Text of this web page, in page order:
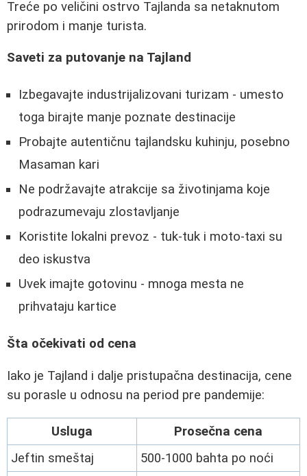
Treće po veličini ostrvo Tajlanda sa netaknutom
prirodom i manje turista.
Saveti za putovanje na Tajland
Izbegavajte industrijalizovani turizam - umesto
toga birajte manje poznate destinacije
Probajte autentičnu tajlandsku kuhinju, posebno
Masaman kari
Ne podržavajte atrakcije sa životinjama koje
podrazumevaju zlostavljanje
Koristite lokalni prevoz - tuk-tuk i moto-taxi su
deo iskustva
Uvek imajte gotovinu - mnoga mesta ne
prihvataju kartice
Šta očekivati od cena
Iako je Tajland i dalje pristupačna destinacija, cene
su porasle u odnosu na period pre pandemije:
Usluga
Prosečna cena
Jeftin smeštaj
500-1000 bahta po noći